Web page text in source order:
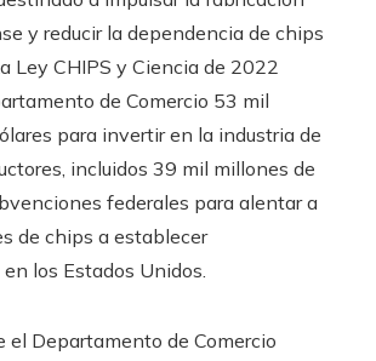
y reducir la dependencia de chips
Ley CHIPS y Ciencia de 2022
de Comercio 53 mil
para invertir en la industria de
incluidos 39 mil millones de
federales para alentar a
de chips a establecer
los Estados Unidos.
el Departamento de Comercio